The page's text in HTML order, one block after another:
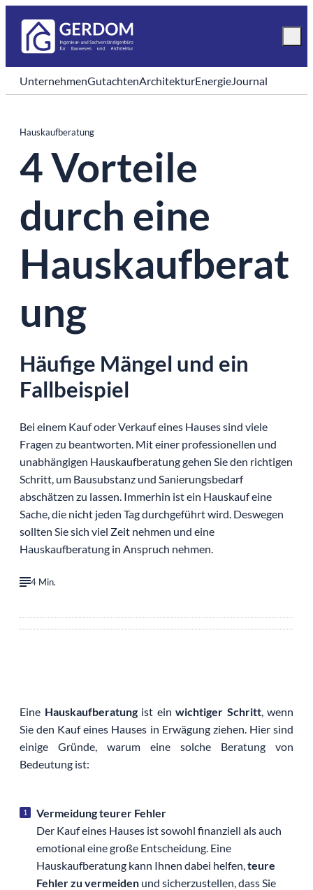
UnternehmenGutachtenArchitekturEnergieJournal
Hauskaufberatung
4 Vorteile
durch eine
Hauskaufberat
ung
Häufige Mängel und ein
Fallbeispiel
Bei einem Kauf oder Verkauf eines Hauses sind viele
Fragen zu beantworten. Mit einer professionellen und
unabhängigen Hauskaufberatung gehen Sie den richtigen
Schritt, um Bausubstanz und Sanierungsbedarf
abschätzen zu lassen. Immerhin ist ein Hauskauf eine
Sache, die nicht jeden Tag durchgeführt wird. Deswegen
sollten Sie sich viel Zeit nehmen und eine
Hauskaufberatung in Anspruch nehmen.
4 Min.
Eine Hauskaufberatungist ein wichtiger Schritt, wenn
Sie den Kauf eines Hauses in Erwägung ziehen. Hier sind
einige Gründe, warum eine solche Beratung von
Bedeutung ist:
Vermeidung teurer Fehler
Der Kauf eines Hauses ist sowohl finanziell als auch
emotional eine große Entscheidung. Eine
Hauskaufberatung kann Ihnen dabei helfen,teure
Fehler zu vermeiden und sicherzustellen, dass Sie